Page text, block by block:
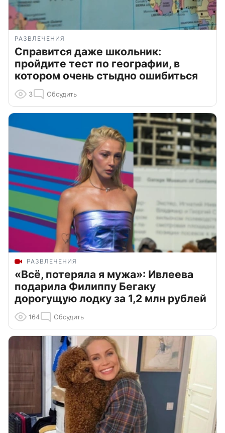
РАЗВЛЕЧЕНИЯ
Справится даже школьник:
пройдите тест по географии, в
котором очень стыдно ошибиться
3 Обсудить
РАЗВЛЕЧЕНИЯ
«Всё, потеряла я мужа»: Ивлеева
подарила Филиппу Бегаку
дорогущую лодку за 1,2 млн рублей
164 Обсудить